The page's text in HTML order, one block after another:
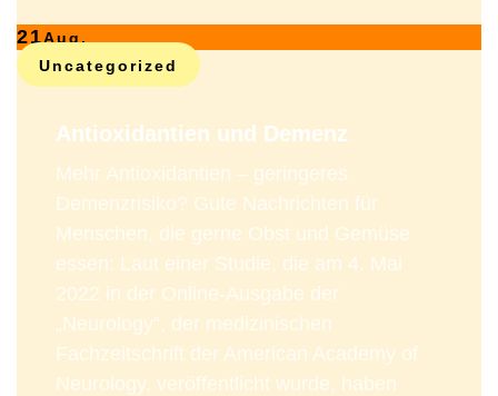
21Aug.
Uncategorized
Antioxidantien und Demenz
Mehr Antioxidantien – geringeres
Demenzrisiko? Gute Nachrichten für
Menschen, die gerne Obst und Gemüse
essen: Laut einer Studie, die am 4. Mai
2022 in der Online-Ausgabe der
„Neurology“, der medizinischen
Fachzeitschrift der American Academy of
Neurology, veröffentlicht wurde, haben